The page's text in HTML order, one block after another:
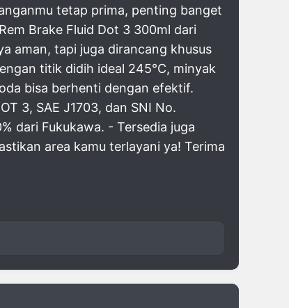
tetap prima, penting banget
Brake Fluid Dot 3 300ml dari
aman, tapi juga dirancang khusus
titik didih ideal 245°C, minyak
bisa berhenti dengan efektif.
3, SAE J1703, dan SNI No.
dari Fukukawa. - Tersedia juga
area kamu terlayani ya! Terima